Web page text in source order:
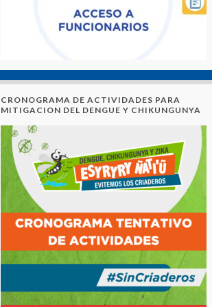
CRONOGRAMA DE ACTIVIDADES PARA
MITIGACION DEL DENGUE Y CHIKUNGUNYA